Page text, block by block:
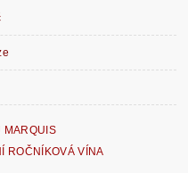
MARQUIS
ROČNÍKOVÁ VÍNA